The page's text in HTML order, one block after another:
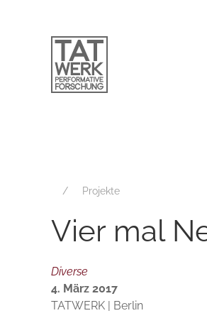
Projekte
Vier mal
Diverse
4. März 2017
TATWERK | Berlin